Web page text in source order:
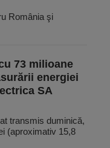
România şi
73 milioane
energiei
SA
transmis duminică,
(aproximativ 15,8